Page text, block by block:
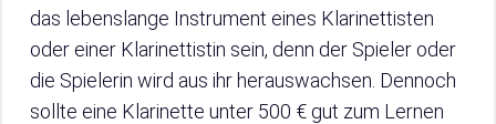
das lebenslange Instrument eines Klarinettisten
oder einer Klarinettistin sein, denn der Spieler oder
die Spielerin wird aus ihr herauswachsen. Dennoch
sollte eine Klarinette unter 500 € gut zum Lernen